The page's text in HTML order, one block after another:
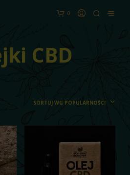
0
CBD
SORTUJ WG POPULARNOŚCI